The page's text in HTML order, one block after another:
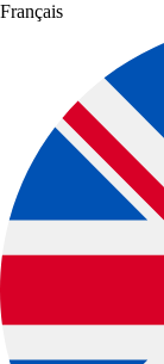
Français